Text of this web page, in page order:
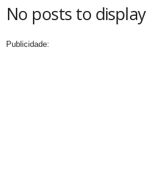
No posts to display
Publicidade: